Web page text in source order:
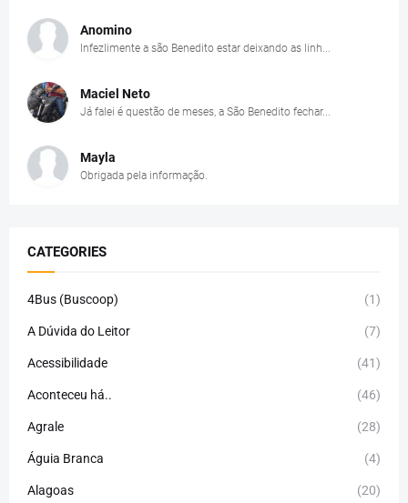
Anomino
Infezlimente a são Benedito estar deixando as linh...
Maciel Neto
Já falei é questão de meses, a São Benedito fechar...
Mayla
Obrigada pela informação.
CATEGORIES
4Bus (Buscoop) (1)
A Dúvida do Leitor (7)
Acessibilidade (41)
Aconteceu há.. (46)
Agrale (28)
Águia Branca (4)
Alagoas (20)